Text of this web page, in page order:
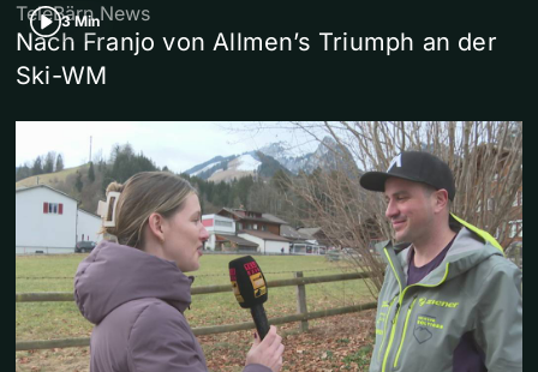
3 Min
TeleBärn News
Nach Franjo von Allmen’s Triumph an der
Ski-WM